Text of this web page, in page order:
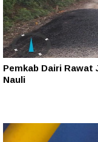
Pemkab Dairi Rawat
Nauli